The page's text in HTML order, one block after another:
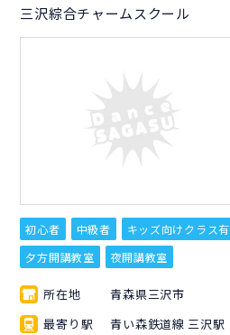
三沢綜合チャームスクール
初心者 中級者 キッズ向けクラス有
夕方開講教室
夜開講教室
所在地
青森県三沢市
最寄り駅
青い森鉄道線 三沢駅